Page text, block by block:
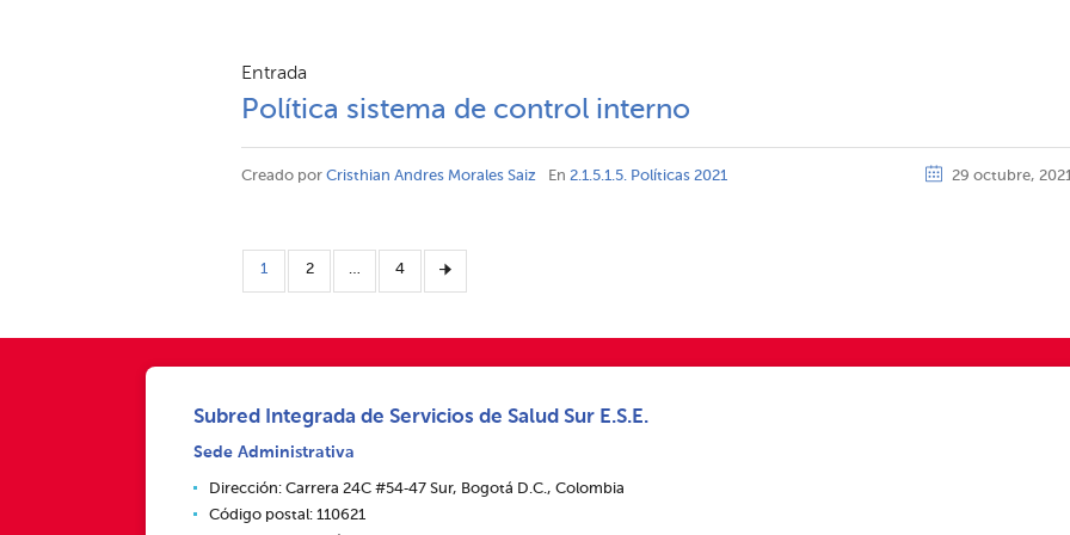
Entrada
Política sistema de control interno
29 octubre,
Creado por Cristhian Andres Morales Saiz En 2.1.5.1.5. Políticas 2021
1 2 … 4
Subred Integrada de Servicios de Salud Sur E.S.E.
Sede Administrativa
Dirección: Carrera 24C #54‑47 Sur, Bogotá D.C., Colombia
Código postal: 110621